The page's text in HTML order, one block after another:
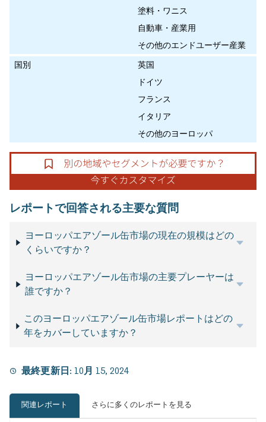
塗料・ワニス
自動車・産業用
その他のエンドユーザー産業
国別
英国
ドイツ
フランス
イタリア
その他のヨーロッパ
レポートで回答される主要な質問
ヨーロッパエアゾール缶市場の現在の規模はどの
くらいですか？
ヨーロッパエアゾール缶市場の主要プレーヤーは
誰ですか？
このヨーロッパエアゾール缶市場レポートはどの
年をカバーしていますか？
最終更新日: 10月 15, 2024
関連レポート さらに多くのレポートを見る